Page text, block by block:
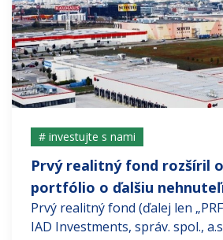
# investujte s nami
Prvý realitný fond rozšíril
portfólio o ďalšiu
Prvý realitný fond (ďalej len
IAD Investments, správ. spol.,